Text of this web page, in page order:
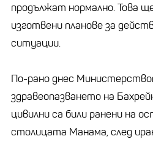
продължат нормално. Това
изготвени планове за
ситуации.
По-рано днес
здравеопазването на
цивилни са били ранени на
столицата Манама, след